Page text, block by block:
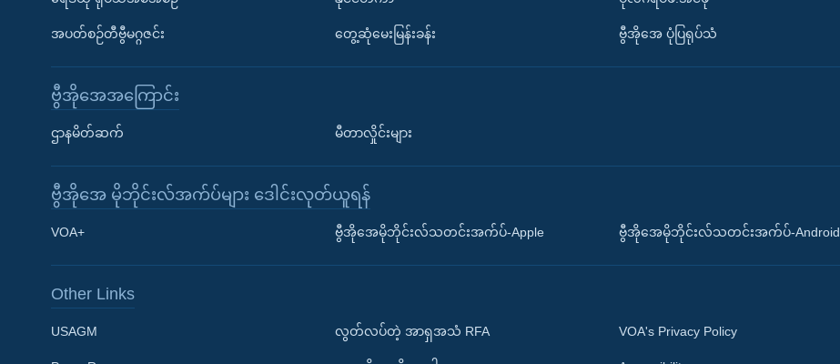
Learning English
အပတ်စဉ်တီဗွီမဂ္ဂဇင်း တွေ့ဆုံမေးမြန်းခန်း ဗွီအိုအေ ပုံပြရုပ်သံ
ဗွီအိုအေအကြောင်း
ဌာနမိတ်ဆက် မီတာလှိုင်းများ
ဗွီအိုအေ မိုဘိုင်းလ်အက်ပ်များ ဒေါင်းလုတ်ယူရန်
VOA+ ဗွီအိုအေမိုဘိုင်းလ်သတင်းအက်ပ်-Apple ဗွီအိုအေမိုဘိုင်းလ်သတင်းအက်ပ်-Android
Other Links
USAGM လွတ်လပ်တဲ့ အာရှအသံ RFA VOA's Privacy Policy